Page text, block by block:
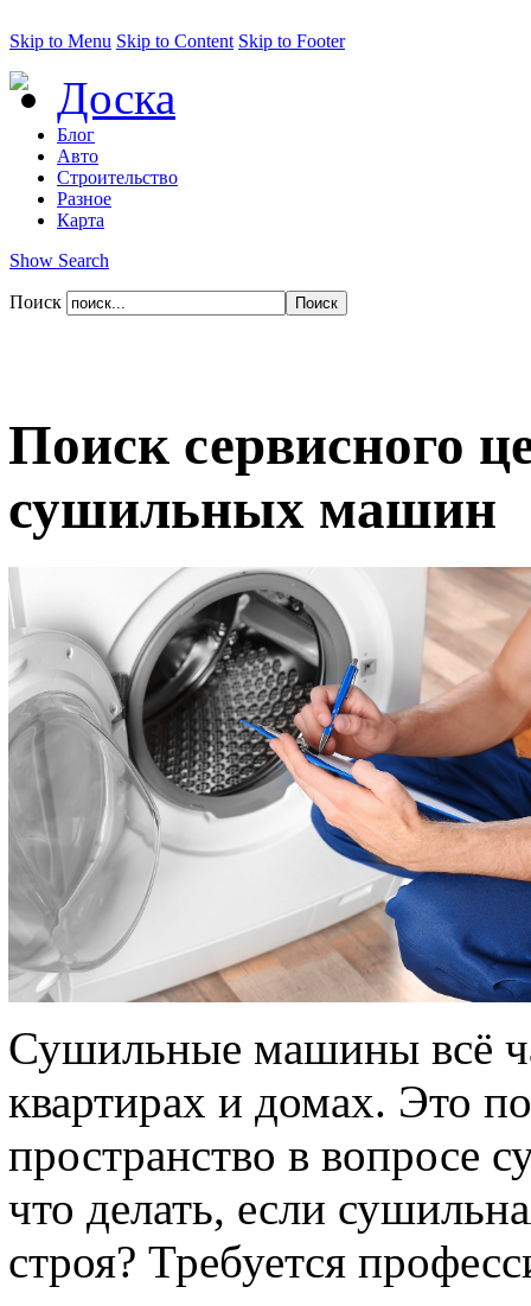
Skip to Menu Skip to Content Skip to Footer
Доска
Блог
Авто
Строительство
Разное
Карта
Show Search
Поиск
Поиск сервисного
сушильных машин
Сушильные машины всё
квартирах и домах. Это
пространство в вопросе
что делать, если
строя? Требуется